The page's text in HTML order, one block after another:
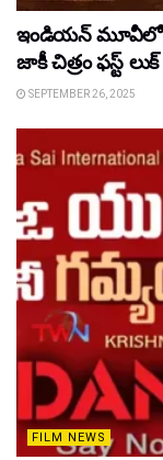
ఇండియన్ మూవీలో
జాకీ చిత్రం ఫస్ట్ లుక్
SEPTEMBER 26, 2025
FILM NEWS